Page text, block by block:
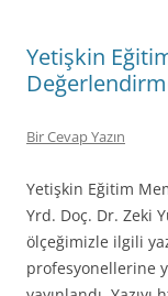
Yetişkin
Bir Cevap Yazın
Yetişkin Eğitim
Yrd. Doç. Dr. Zeki
ölçeğimizle ilgili
profesyonellerine